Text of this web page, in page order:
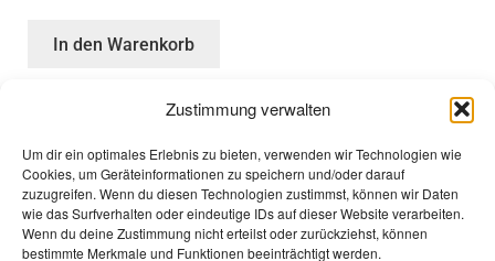
Zustimmung verwalten
Um dir ein optimales Erlebnis zu bieten, verwenden wir Technologien wie
Cookies, um Geräteinformationen zu speichern und/oder darauf
zuzugreifen. Wenn du diesen Technologien zustimmst, können wir Daten
wie das Surfverhalten oder eindeutige IDs auf dieser Website verarbeiten.
Wenn du deine Zustimmung nicht erteilst oder zurückziehst, können
bestimmte Merkmale und Funktionen beeinträchtigt werden.
In den Warenkorb
Services
Impressum
Cookie-Richtlinie